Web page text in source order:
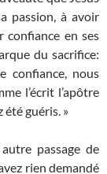
passion, à avoir
confiance en ses
du sacrifice:
confiance, nous
l’écrit l’apôtre
été guéris. »
passage de
rien demandé